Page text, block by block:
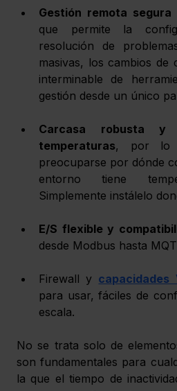
Gestión remota segura
que permite la
resolución de
masivas, los cambios de
interminable de
gestión desde un único
Carcasa robusta y
temperaturas, por lo
preocuparse por dónde
entorno tiene
Simplemente instálelo
E/S flexible y
desde Modbus hasta
Firewall y capacidades
para usar, fáciles de
escala.
No se trata solo de
son fundamentales para
la que el tiempo de